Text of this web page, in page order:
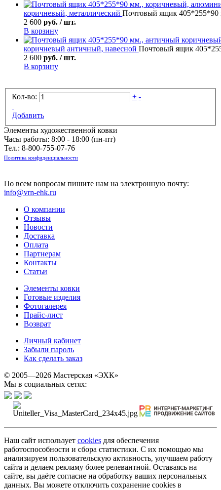
коричневый, металлический Почтовый ящик
2 600 руб. / шт.
В корзину
коричневый античный, навесной Почтовый ящик
2 600 руб. / шт.
В корзину
Кол-во: + -
Добавить
Элементы художественной ковки
Часы работы: 8:00 - 18:00 (пн-пт)
Тел.: 8-800-755-07-76
Политика конфиденциальности
По всем вопросам пишите нам на электронную почту:
info@vrn-ehk.ru
О компании
Отзывы
Новости
Доставка
Оплата
Партнерам
Контакты
Статьи
Элементы ковки
Готовые изделия
Фотогалерея
Прайс-лист
Возврат
Личный кабинет
Забыли пароль
Как сделать заказ
© 2005—2026 Мастерская «ЭХК»
Мы в социальных сетях:
Наш сайт использует cookies для обеспечения
работоспособности и сбора статистики. С их помощью мы
анализируем пользовательскую активность, улучшаем работу
сайта и делаем рекламу более релевантной. Оставаясь на
сайте, вы даёте согласие на обработку ваших персональных
данных. Вы можете отключить сохранение cookies в